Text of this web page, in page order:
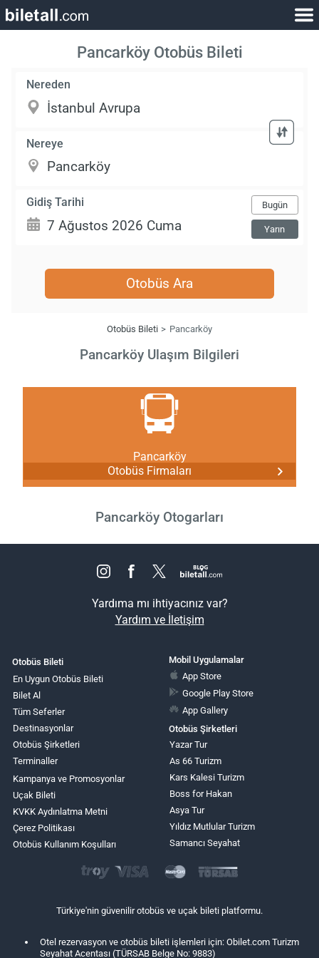
Pancarköy Otobüs Bileti
Nereden
Nereye
Gidiş Tarihi Bugün
Yarın
Otobüs Ara
Otobüs Bileti Pancarköy
Pancarköy Ulaşım Bilgileri
Pancarköy
Otobüs Firmaları
Pancarköy Otogarları
Yardıma mı ihtiyacınız var?
Yardım ve İletişim
Otobüs Bileti
En Uygun Otobüs Bileti
Bilet Al
Tüm Seferler
Destinasyonlar
Otobüs Şirketleri
Terminaller
Kampanya ve Promosyonlar
Uçak Bileti
KVKK Aydınlatma Metni
Çerez Politikası
Otobüs Kullanım Koşulları
Mobil Uygulamalar
App Store
Google Play Store
App Gallery
Otobüs Şirketleri
Yazar Tur
As 66 Turizm
Kars Kalesi Turizm
Boss for Hakan
Asya Tur
Yıldız Mutlular Turizm
Samancı Seyahat
Türkiye'nin güvenilir otobüs ve uçak bileti platformu.
Otel rezervasyon ve otobüs bileti işlemleri için: Obilet.com Turizm
Seyahat Acentası (TÜRSAB Belge No: 9883)